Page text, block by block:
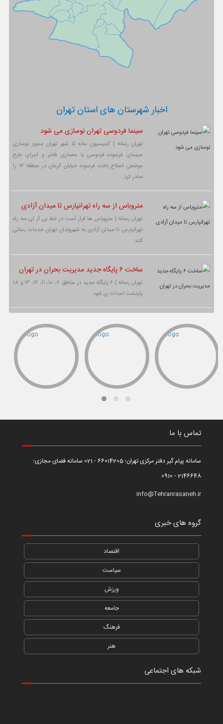
اخبار شهرستان های استان تهران
سینما فردوسی تهران نوسازی می شود
تهران رسانه | کمیسیون ماده ۵ شهر تهران مجوز نوسازی
سینمای فرسوده فردوسی با معماری فاخر و اجرای طرح
موضعی اصلاح بافت فرسوده خیابان کرمان در منطقه ۱۴ را
صادر کرد.
متروباس از سه راه تهرانپارس تا میدان آزادی
تهران رسانه | متروباس ها قرار است در خط بی آر تی سه راه
تهرانپارس تا میدان آزادی به شهروندان تهران خدمات رسانی
کنند.
ساخت ۶ پایگاه جدید مدیریت بحران در تهران
تهران رسانه | ۶ پایگاه جدید در مناطق ۷، ۱۰، ۱۱، ۱۲، ۱۳ و ۱۸
پایتخت احداث ی شود.
تماس با ما
سامانه پیام گیر دفتر مرکزی تهران؛ 66014205 - 021 سامانه فضای مجازی؛
2146648 - 0910
info@Tehranrasaneh.ir
گروه های خبری
اقتصاد
سیاست
ورزش
جامعه
فرهنگ
هنر
شبکه های اجتماعی